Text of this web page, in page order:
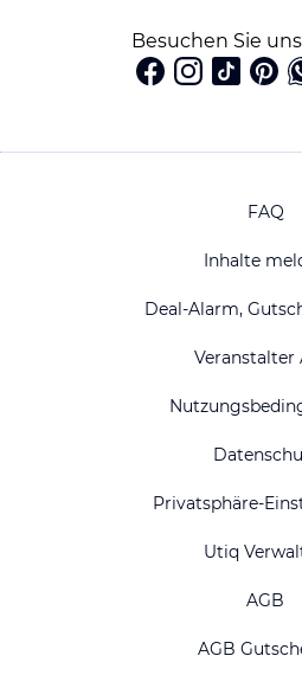
Besuchen Sie
FAQ
Inhalte
Deal-Alarm,
Veranstalter
Privatsphäre-
Utiq
AGB
AGB